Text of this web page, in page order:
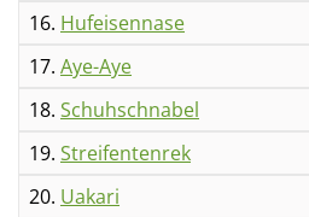
16. Hufeisennase
17. Aye-Aye
18. Schuhschnabel
19. Streifentenrek
20. Uakari